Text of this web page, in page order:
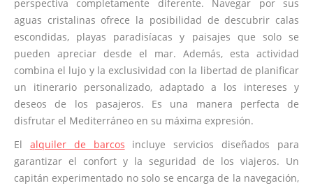
perspectiva completamente diferente. Navegar por sus
aguas cristalinas ofrece la posibilidad de descubrir calas
escondidas, playas paradisíacas y paisajes que solo se
pueden apreciar desde el mar. Además, esta actividad
combina el lujo y la exclusividad con la libertad de planificar
un itinerario personalizado, adaptado a los intereses y
deseos de los pasajeros. Es una manera perfecta de
disfrutar el Mediterráneo en su máxima expresión.
El alquiler de barcos incluye servicios diseñados para
garantizar el confort y la seguridad de los viajeros. Un
capitán experimentado no solo se encarga de la navegación,